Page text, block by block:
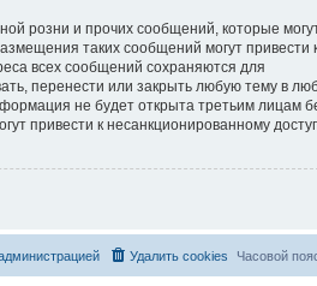
розни и прочих сообщений, которые
таких сообщений могут привести
всех сообщений сохраняются для
перенести или закрыть любую тему в
не будет открыта третьим лицам
привести к несанкционированному
Часовой
Удалить cookies